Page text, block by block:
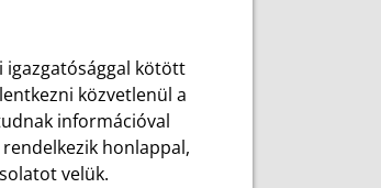
igazgatósággal kötött
közvetlenül a
információval
honlappal,
velük.